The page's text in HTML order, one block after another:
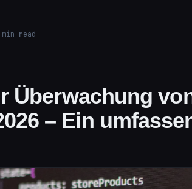
min read
Überwachung
– Ein